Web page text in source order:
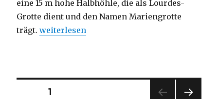
eine 15 m hohe Halbhöhle, die als Lourdes-
Grotte dient und den Namen Mariengrotte
trägt.„Mariengrotte am Falkenstein“
weiterlesen
Seitennummerierung
SEITE1